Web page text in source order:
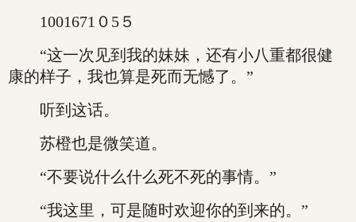
1001671０5５
“这一次见到我的妹妹，还有小八重都很健
康的样子，我也算是死而无憾了。”
听到这话。
苏橙也是微笑道。
“不要说什么什么死不死的事情。”
“我这里，可是随时欢迎你的到来的。”